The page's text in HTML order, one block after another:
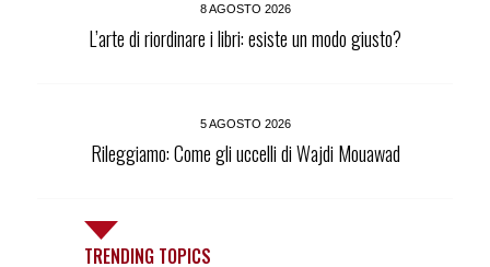
8 AGOSTO 2026
L’arte di riordinare i libri: esiste un modo giusto?
5 AGOSTO 2026
Rileggiamo: Come gli uccelli di Wajdi Mouawad
TRENDING TOPICS